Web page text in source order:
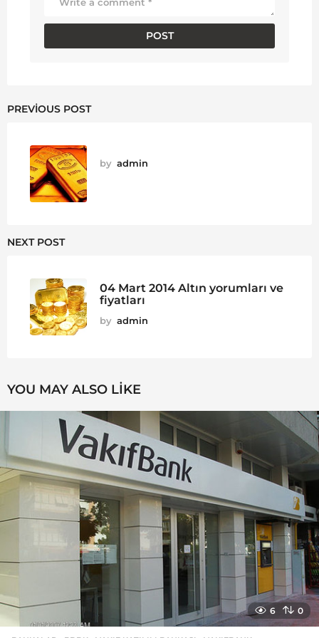
PREVIOUS POST
by admin
NEXT POST
04 Mart 2014 Altın yorumları ve
fiyatları
by admin
YOU MAY ALSO LIKE
6 0